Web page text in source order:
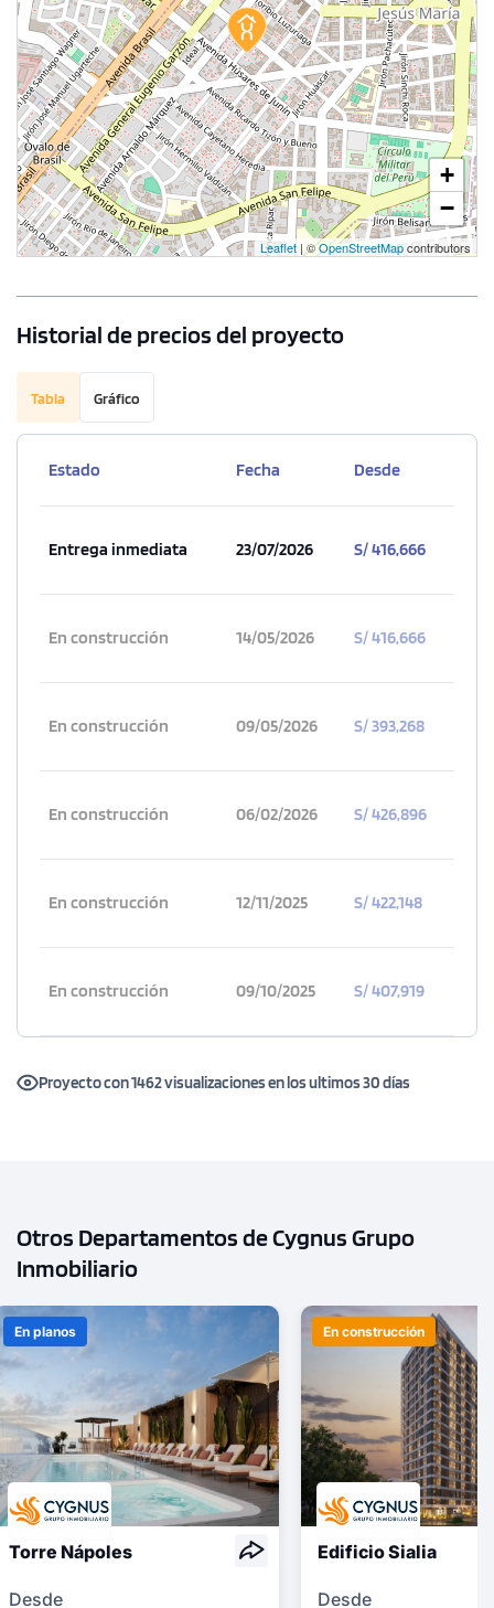
1 unidad disponible
Desde
S/ 1,015,000
Modelo Tipo 1703
135.73 m² Piso 17
3 dorms. 3 baños
COTIZAR AHORA
+
−
Leaflet | ©OpenStreetMapcontributors
Historial de precios del proyecto
Tabla Gráfico
Estado Fecha Desde
Entrega inmediata 23/07/2026 S/ 416,666
En construcción 14/05/2026 S/ 416,666
En construcción 09/05/2026 S/ 393,268
En construcción 06/02/2026 S/ 426,896
En construcción 12/11/2025 S/ 422,148
En construcción 09/10/2025 S/ 407,919
Proyecto con 1462 visualizaciones en los ultimos 30 días
Otros Departamentos de Cygnus Grupo
Inmobiliario
En planos
Torre Nápoles
Desde
En construcción
Edificio Sialia
Desde